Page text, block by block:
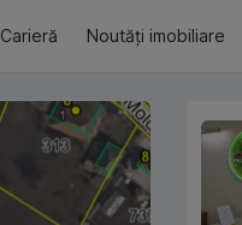
Carieră Noutăți imobiliare